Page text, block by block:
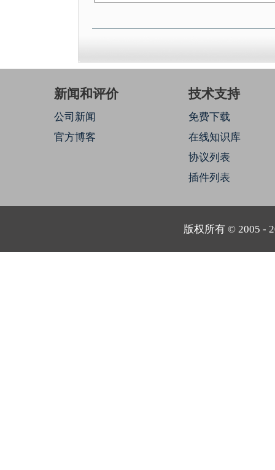
新闻和评价
公司新闻
官方博客
技术支持
免费下载
在线知识库
协议列表
插件列表
版权所有 © 2005 -